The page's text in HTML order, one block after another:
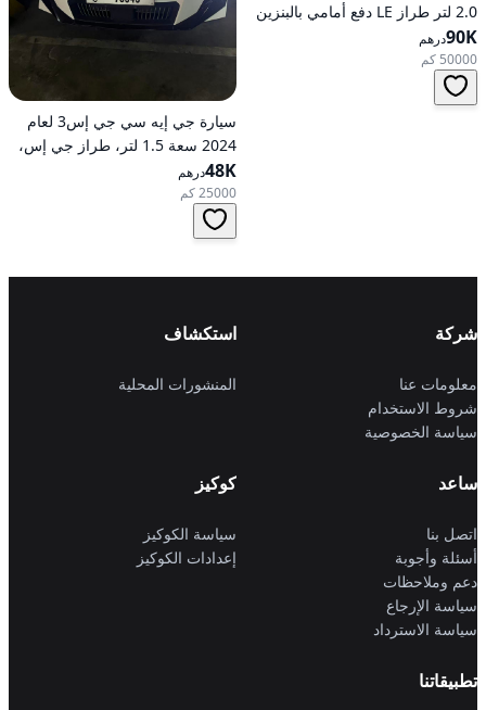
2.0 لتر طراز LE دفع أمامي بالبنزين
أوتوماتيكي
90Kدرهم
50000 كم
سيارة جي إيه سي جي إس3 لعام
2024 سعة 1.5 لتر، طراز جي إس،
تعمل بالبنزين، ناقل حركة
أوتوماتيكي، دفع أمامي
48Kدرهم
25000 كم
شركة
معلومات عنا
شروط الاستخدام
سياسة الخصوصية
استكشاف
المنشورات المحلية
ساعد
اتصل بنا
أسئلة وأجوبة
دعم وملاحظات
سياسة الإرجاع
سياسة الاسترداد
كوكيز
سياسة الكوكيز
إعدادات الكوكيز
تطبيقاتنا